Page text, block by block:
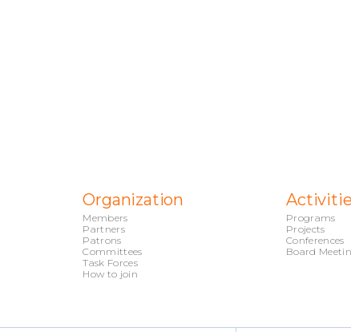
Organization
Members
Partners
Patrons
Committees
Task Forces
How to join
Programs
Projects
Conferences
Board